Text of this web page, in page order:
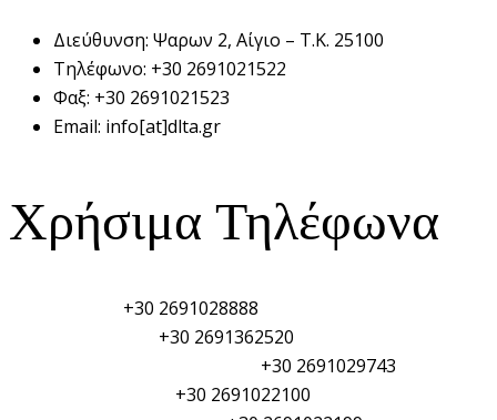
Διεύθυνση: Ψαρων 2, Αίγιο – Τ.Κ. 25100
Τηλέφωνο: +30 2691021522
Φαξ: +30 2691021523
Email: info[at]dlta.gr
Χρήσιμα Τηλέφωνα
+30 2691028888
+30 2691362520
+30 2691029743
+30 2691022100